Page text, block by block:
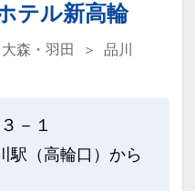
テル新高輪
森・羽田
品川
－１
駅（高輪口）から